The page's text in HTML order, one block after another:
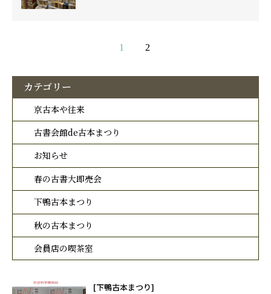
1 2
カテゴリー
京古本や往来
古書会館de古本まつり
お知らせ
春の古書大即売会
下鴨古本まつり
秋の古本まつり
会員店の喫茶室
[下鴨古本まつり]